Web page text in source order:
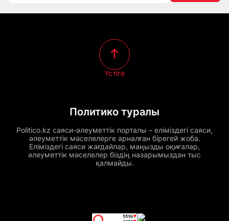
Политико туралы
Politico.kz саяси-әлеуметтік порталы – еліміздегі саяси,
әлеуметтік мәселелерге арналған бірегей жоба.
Еліміздегі саяси жағдайлар, маңызды оқиғалар,
әлеуметтік мәселелер біздің назарымыздан тыс
қалмайды.
Үстіге